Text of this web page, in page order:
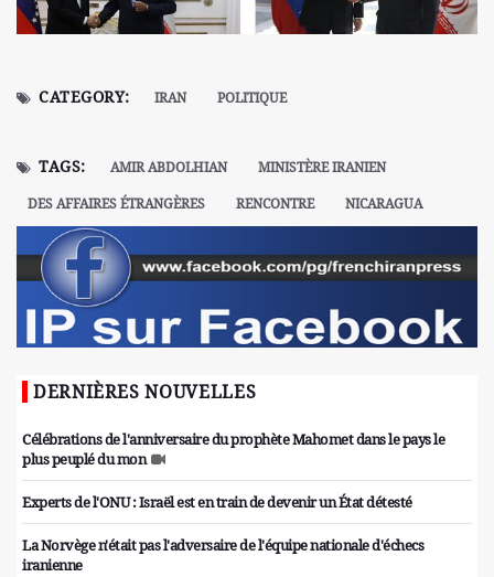
CATEGORY: IRAN POLITIQUE
TAGS: AMIR ABDOLHIAN
MINISTÈRE IRANIEN
DES AFFAIRES ÉTRANGÈRES
RENCONTRE NICARAGUA
DERNIÈRES NOUVELLES
Célébrations de l'anniversaire du prophète Mahomet dans le pays le
plus peuplé du mon
Experts de l'ONU : Israël est en train de devenir un État détesté
La Norvège n'était pas l'adversaire de l'équipe nationale d'échecs
iranienne